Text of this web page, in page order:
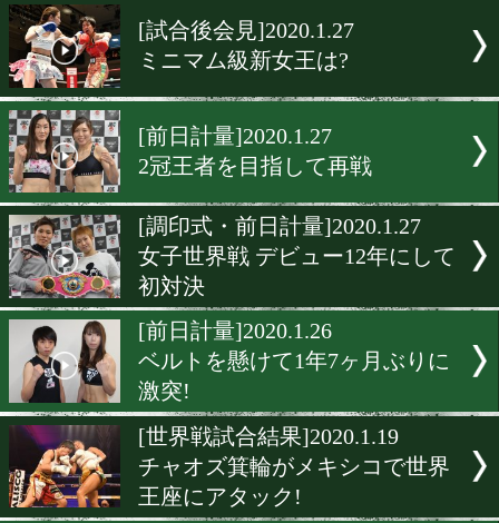
[世界戦結果]2020.1.28
[試合後会見]2020.1.27
ミニマム級新女王は?
[前日計量]2020.1.27
2冠王者を目指して再戦
[調印式・前日計量
女子世界戦 デビュー12年
初対決